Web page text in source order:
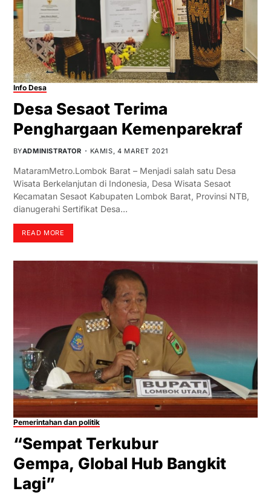
Info Desa
Desa Sesaot Terima
Penghargaan Kemenparekraf
BYADMINISTRATOR KAMIS, 4 MARET 2021
MataramMetro.Lombok Barat – Menjadi salah satu Desa
Wisata Berkelanjutan di Indonesia, Desa Wisata Sesaot
Kecamatan Sesaot Kabupaten Lombok Barat, Provinsi NTB,
dianugerahi Sertifikat Desa…
READ MORE
Pemerintahan dan politik
“Sempat Terkubur
Gempa, Global Hub Bangkit
Lagi”